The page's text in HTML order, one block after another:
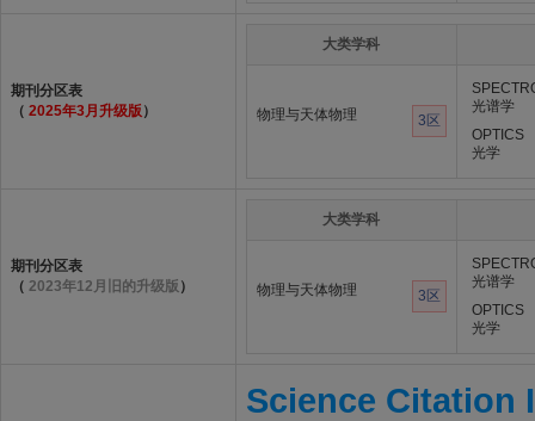
期刊分区表
（ 2025年3月升级版 ）
大类学科
物理与天体物理 3区
光谱学
OPTICS
光学
期刊分区表
（ 2023年12月旧的升级版 ）
大类学科
物理与天体物理 3区
光谱学
OPTICS
光学
Science Citation